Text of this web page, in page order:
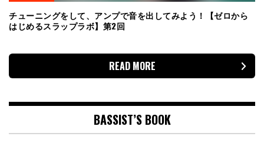
チューニングをして、アンプで音を出してみよう！【ゼロから
はじめるスラップラボ】第2回
READ MORE
BASSIST’S BOOK